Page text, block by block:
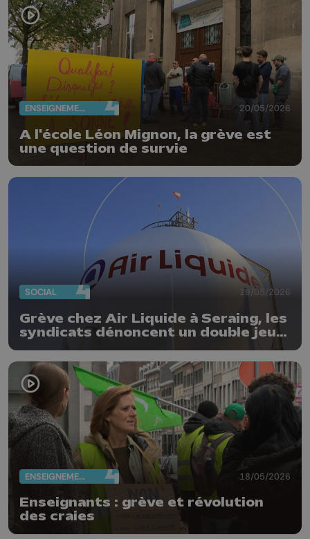
ENSEIGNEMENT 20/05/2026
A l'école Léon Mignon, la grève est
une question de survie
SOCIAL 19/05/2026
Grève chez Air Liquide à Seraing, les
syndicats dénoncent un double jeu
n’apprécient pas »
ENSEIGNEMENT 18/05/2026
Enseignants : grève et révolution
des craies